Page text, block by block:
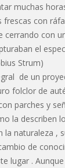
muchas
con
con
el
Strum)
de un
folclor de
parches y
la describen
naturaleza ,
de
lugar .